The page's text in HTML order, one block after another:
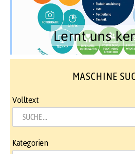
Lernt uns
MASCHINE
Volltext
Kategorien